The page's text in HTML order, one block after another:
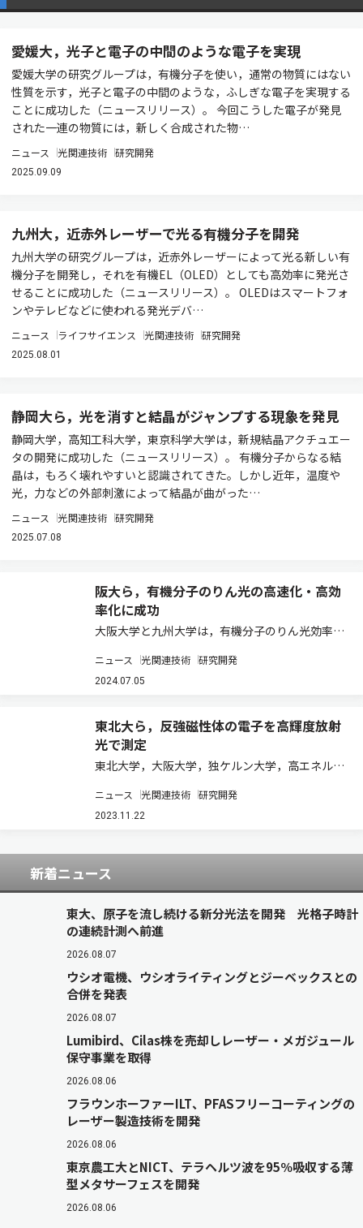
愛媛大，光子と電子の中間のような電子を実現
愛媛大学の研究グループは，有機分子を使い，通常の物質にはない
性質を示す，光子と電子の中間のような，ふしぎな電子を実現する
ことに成功した（ニュースリリース）。 今回こうした電子が発見
された一連の物質には，新しく合成された物…
ニュース 光関連技術 研究開発
2025.09.09
九州大，近赤外レーザーで光る有機分子を開発
九州大学の研究グループは，近赤外レーザーによって光る新しい有
機分子を開発し，それを有機EL（OLED）としても高効率に発光さ
せることに成功した（ニュースリリース）。 OLEDはスマートフォ
ンやテレビなどに使われる発光デバ…
ニュース ライフサイエンス 光関連技術 研究開発
2025.08.01
静岡大ら，光を消すと結晶がジャンプする現象を発見
静岡大学，高知工科大学，東京科学大学は，新規結晶アクチュエー
タの開発に成功した（ニュースリリース）。 有機分子からなる結
晶は，もろく壊れやすいと認識されてきた。しかし近年，温度や
光，力などの外部刺激によって結晶が曲がった…
ニュース 光関連技術 研究開発
2025.07.08
阪大ら，有機分子のりん光の高速化・高効
率化に成功
大阪大学と九州大学は，有機分子のりん光効率の
光のメカニズムを解明した（ニュースリリー
ス）。 りん光は，高エネルギー状態の分子が電子
発…
ニュース 光関連技術 研究開発
2024.07.05
東北大ら，反強磁性体の電子を高輝度放射
光で測定
東北大学，大阪大学，独ケルン大学，高エネルギ
発機構，分子科学研究所は，10μmに集光した放
射光を用いて，これまで困難であった反強磁性体
ニュース 光関連技術 研究開発
2023.11.22
新着ニュース
東大、原子を流し続ける新分光法を開発 光格子時計
の連続計測へ前進
2026.08.07
ウシオ電機、ウシオライティングとジーベックスとの
合併を発表
2026.08.07
Lumibird、Cilas株を売却しレーザー・メガジュール
保守事業を取得
2026.08.06
フラウンホーファーILT、PFASフリーコーティングの
レーザー製造技術を開発
2026.08.06
東京農工大とNICT、テラヘルツ波を95％吸収する薄
型メタサーフェスを開発
2026.08.06